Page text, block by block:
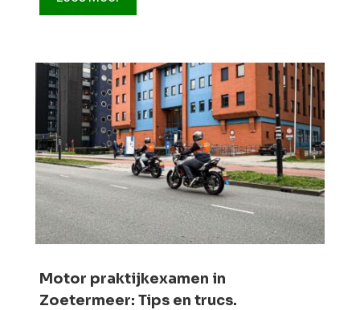
Motor praktijkexamen in
Zoetermeer: Tips en trucs.​​